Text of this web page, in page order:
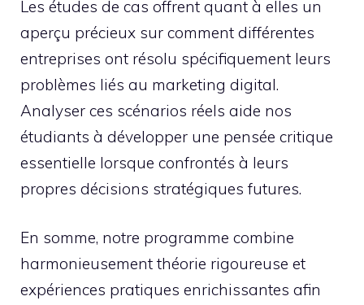
Les études de cas offrent quant à elles un
aperçu précieux sur comment différentes
entreprises ont résolu spécifiquement leurs
problèmes liés au marketing digital.
Analyser ces scénarios réels aide nos
étudiants à développer une pensée critique
essentielle lorsque confrontés à leurs
propres décisions stratégiques futures.
En somme, notre programme combine
harmonieusement théorie rigoureuse et
expériences pratiques enrichissantes afin